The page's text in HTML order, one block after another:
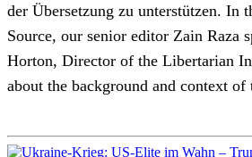
der Übersetzung zu unterstützen. In
Source, our senior editor Zain Raza
Horton, Director of the Libertarian
about the background and context